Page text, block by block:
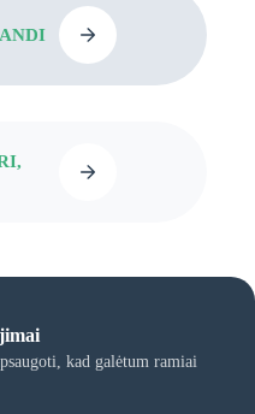
kad galėtum ramiai